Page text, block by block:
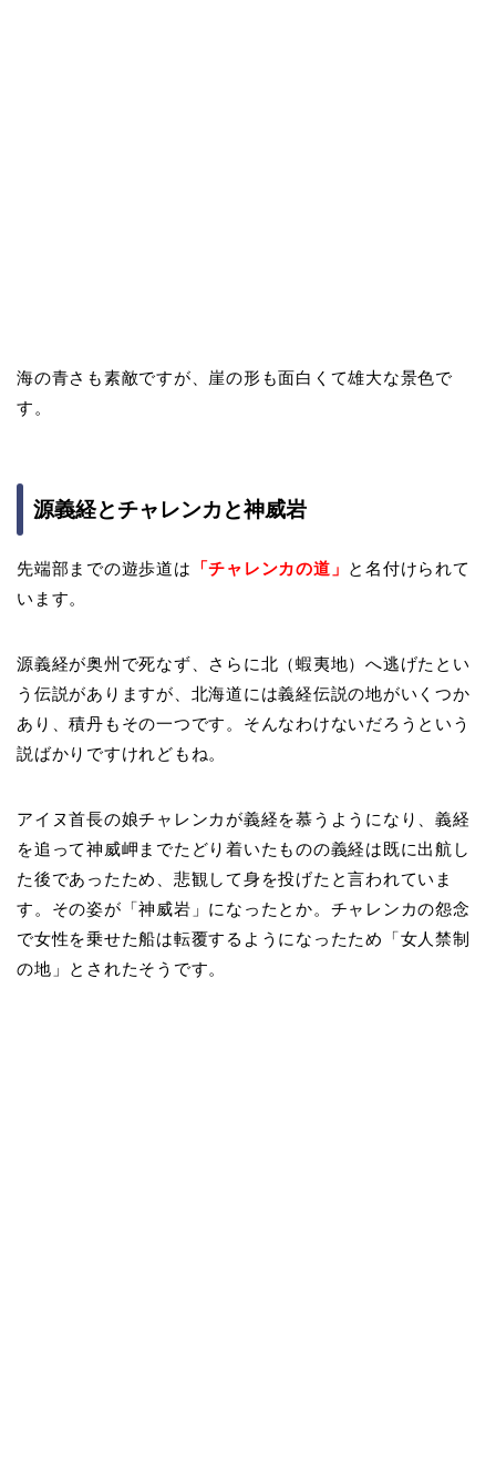
海の青さも素敵ですが、崖の形も面白くて雄大な景色で
す。
源義経とチャレンカと神威岩
先端部までの遊歩道は 「チャレンカの道」 と名付けられて
います。
源義経が奥州で死なず、さらに北（蝦夷地）へ逃げたとい
う伝説がありますが、北海道には義経伝説の地がいくつか
あり、積丹もその一つです。そんなわけないだろうという
説ばかりですけれどもね。
アイヌ首長の娘チャレンカが義経を慕うようになり、義経
を追って神威岬までたどり着いたものの義経は既に出航し
た後であったため、悲観して身を投げたと言われていま
す。その姿が「神威岩」になったとか。チャレンカの怨念
で女性を乗せた船は転覆するようになったため「女人禁制
の地」とされたそうです。